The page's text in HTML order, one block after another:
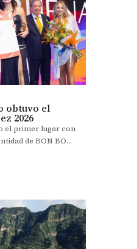
obtuvo el
2026
el primer lugar con
de BON BON